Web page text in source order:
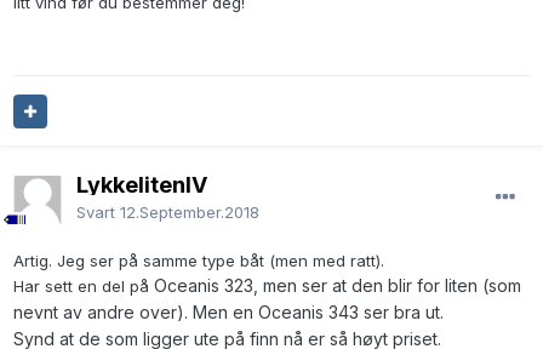
LykkelitenIV
Svart 12.September.2018
Artig. Jeg ser på samme type båt (men med ratt).
Har sett en del på Oceanis 323, men ser at den blir for liten (som
nevnt av andre over). Men en Oceanis 343 ser bra ut.
Synd at de som ligger ute på finn nå er så høyt priset.